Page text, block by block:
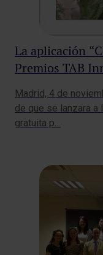
La aplicación
Premios TAB
Latinoamérica
Madrid, 4 de
de que se lanzara a
gratuita p…